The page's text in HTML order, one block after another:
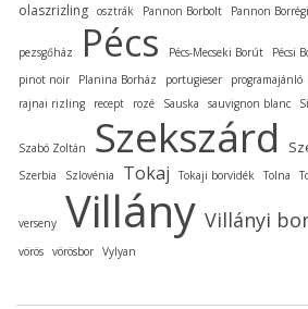
olaszrizling osztrák Pannon Borbolt Pannon
pezsgőház Pécs Pécs-Mecseki Borút Pécsi
pinot noir Planina Borház portugieser programajánló
rajnai rizling
recept rozé Sauska sauvignon blanc
Szabó Zoltán Szekszárd
Szerbia Szlovénia Tokaj Tokaji borvidék Tolna
verseny Villány Villányi
vörös vörösbor Vylyan